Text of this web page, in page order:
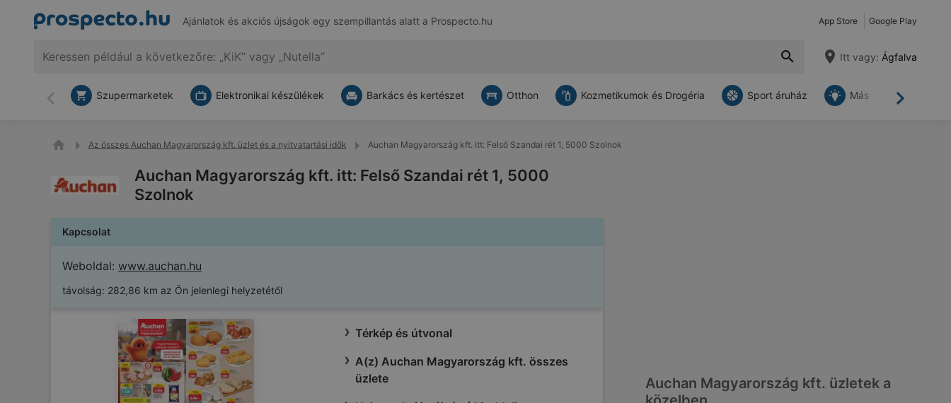
Ajánlatok és akciós újságok egy szempillantás alatt a Prospecto.hu App Store Google Play
Itt vagy: Ágfalva
Vissza Tovább
Szupermarketek Elektronikai készülékek Barkács és kertészet Otthon Kozmetikumok és Drogéria Sport áruház Más
Az összes Auchan Magyarország kft. üzlet és a nyitvatartási idők Auchan Magyarország kft. itt: Felső Szandai rét 1, 5000 Szolnok
Auchan Magyarország kft. itt: Felső Szandai rét 1, 5000
Szolnok
Kapcsolat
Weboldal: www.auchan.hu
távolság: 282,86 km az Ön jelenlegi helyzetétől
Térkép és útvonal
A(z) Auchan Magyarország kft. összes
üzlete
Auchan Magyarország kft. üzletek a